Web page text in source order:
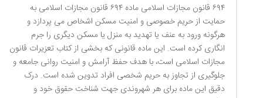
۶۹۴ قانون مجازات اسلامی ماده ۶۹۴ قانون مجازات اسلامی به
حمایت از حریم خصوصی و امنیت مسکن اشخاص می پردازد و
هرگونه ورود به عنف یا تهدید به منزل یا مسکن دیگری را جرم
انگاری کرده است. این ماده قانونی که بخشی از کتاب تعزیرات قانون
مجازات اسلامی است، با هدف حفظ آرامش و امنیت روانی جامعه و
جلوگیری از تجاوز به حریم شخصی افراد تدوین شده است. درک
دقیق این ماده برای هر شهروندی جهت شناخت حقوق خود و